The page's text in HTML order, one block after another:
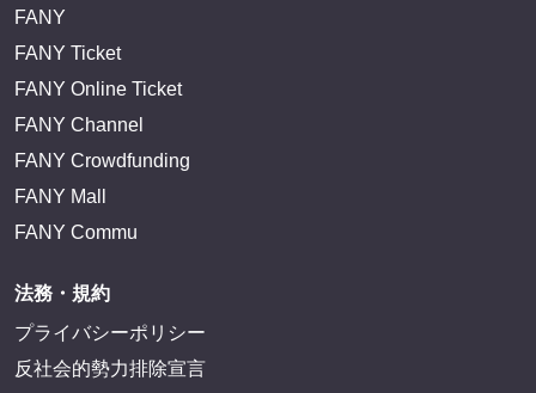
FANY
FANY Ticket
FANY Online Ticket
FANY Channel
FANY Crowdfunding
FANY Mall
FANY Commu
法務・規約
プライバシーポリシー
反社会的勢力排除宣言